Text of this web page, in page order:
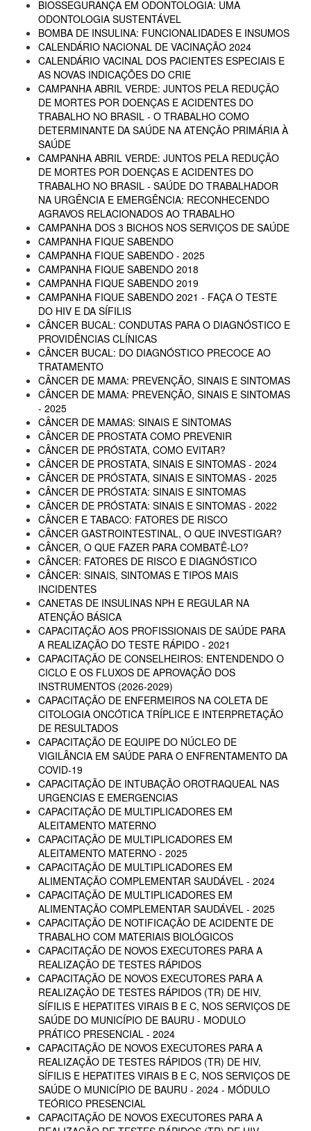
BIOSSEGURANÇA EM ODONTOLOGIA: UMA
ODONTOLOGIA SUSTENTÁVEL
BOMBA DE INSULINA: FUNCIONALIDADES E INSUMOS
CALENDÁRIO NACIONAL DE VACINAÇÃO 2024
CALENDÁRIO VACINAL DOS PACIENTES ESPECIAIS E
AS NOVAS INDICAÇÕES DO CRIE
CAMPANHA ABRIL VERDE: JUNTOS PELA REDUÇÃO
DE MORTES POR DOENÇAS E ACIDENTES DO
TRABALHO NO BRASIL - O TRABALHO COMO
DETERMINANTE DA SAÚDE NA ATENÇÃO PRIMÁRIA À
SAÚDE
CAMPANHA ABRIL VERDE: JUNTOS PELA REDUÇÃO
DE MORTES POR DOENÇAS E ACIDENTES DO
TRABALHO NO BRASIL - SAÚDE DO TRABALHADOR
NA URGÊNCIA E EMERGÊNCIA: RECONHECENDO
AGRAVOS RELACIONADOS AO TRABALHO
CAMPANHA DOS 3 BICHOS NOS SERVIÇOS DE SAÚDE
CAMPANHA FIQUE SABENDO
CAMPANHA FIQUE SABENDO - 2025
CAMPANHA FIQUE SABENDO 2018
CAMPANHA FIQUE SABENDO 2019
CAMPANHA FIQUE SABENDO 2021 - FAÇA O TESTE
DO HIV E DA SÍFILIS
CÂNCER BUCAL: CONDUTAS PARA O DIAGNÓSTICO E
PROVIDÊNCIAS CLÍNICAS
CÂNCER BUCAL: DO DIAGNÓSTICO PRECOCE AO
TRATAMENTO
CÂNCER DE MAMA: PREVENÇÃO, SINAIS E SINTOMAS
CÂNCER DE MAMA: PREVENÇÃO, SINAIS E SINTOMAS
- 2025
CÂNCER DE MAMAS: SINAIS E SINTOMAS
CÂNCER DE PROSTATA COMO PREVENIR
CÂNCER DE PRÓSTATA, COMO EVITAR?
CÂNCER DE PROSTATA, SINAIS E SINTOMAS - 2024
CÂNCER DE PRÓSTATA, SINAIS E SINTOMAS - 2025
CÂNCER DE PRÓSTATA: SINAIS E SINTOMAS
CÂNCER DE PRÓSTATA: SINAIS E SINTOMAS - 2022
CÂNCER E TABACO: FATORES DE RISCO
CÂNCER GASTROINTESTINAL, O QUE INVESTIGAR?
CÂNCER, O QUE FAZER PARA COMBATÊ-LO?
CÂNCER: FATORES DE RISCO E DIAGNÓSTICO
CÂNCER: SINAIS, SINTOMAS E TIPOS MAIS
INCIDENTES
CANETAS DE INSULINAS NPH E REGULAR NA
ATENÇÃO BÁSICA
CAPACITAÇÃO AOS PROFISSIONAIS DE SAÚDE PARA
A REALIZAÇÃO DO TESTE RÁPIDO - 2021
CAPACITAÇÃO DE CONSELHEIROS: ENTENDENDO O
CICLO E OS FLUXOS DE APROVAÇÃO DOS
INSTRUMENTOS (2026-2029)
CAPACITAÇÃO DE ENFERMEIROS NA COLETA DE
CITOLOGIA ONCÓTICA TRÍPLICE E INTERPRETAÇÃO
DE RESULTADOS
CAPACITAÇÃO DE EQUIPE DO NÚCLEO DE
VIGILÂNCIA EM SAÚDE PARA O ENFRENTAMENTO DA
COVID-19
CAPACITAÇÃO DE INTUBAÇÃO OROTRAQUEAL NAS
URGENCIAS E EMERGENCIAS
CAPACITAÇÃO DE MULTIPLICADORES EM
ALEITAMENTO MATERNO
CAPACITAÇÃO DE MULTIPLICADORES EM
ALEITAMENTO MATERNO - 2025
CAPACITAÇÃO DE MULTIPLICADORES EM
ALIMENTAÇÃO COMPLEMENTAR SAUDÁVEL - 2024
CAPACITAÇÃO DE MULTIPLICADORES EM
ALIMENTAÇÃO COMPLEMENTAR SAUDÁVEL - 2025
CAPACITAÇÃO DE NOTIFICAÇÃO DE ACIDENTE DE
TRABALHO COM MATERIAIS BIOLÓGICOS
CAPACITAÇÃO DE NOVOS EXECUTORES PARA A
REALIZAÇÃO DE TESTES RÁPIDOS
CAPACITAÇÃO DE NOVOS EXECUTORES PARA A
REALIZAÇÃO DE TESTES RÁPIDOS (TR) DE HIV,
SÍFILIS E HEPATITES VIRAIS B E C, NOS SERVIÇOS DE
SAÚDE DO MUNICÍPIO DE BAURU - MODULO
PRÁTICO PRESENCIAL - 2024
CAPACITAÇÃO DE NOVOS EXECUTORES PARA A
REALIZAÇÃO DE TESTES RÁPIDOS (TR) DE HIV,
SÍFILIS E HEPATITES VIRAIS B E C, NOS SERVIÇOS DE
SAÚDE O MUNICÍPIO DE BAURU - 2024 - MÓDULO
TEÓRICO PRESENCIAL
CAPACITAÇÃO DE NOVOS EXECUTORES PARA A